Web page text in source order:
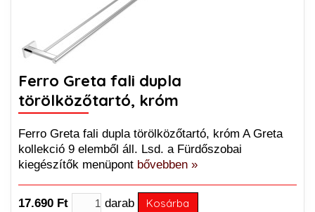
Ferro Greta fali dupla
törölközőtartó, króm
Ferro Greta fali dupla törölközőtartó, króm A Greta
kollekció 9 elemből áll. Lsd. a Fürdőszobai
kiegészítők menüpont bővebben »
17.690 Ft darab Kosárba